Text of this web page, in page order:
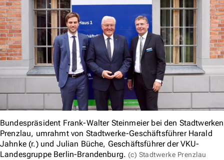
Bundespräsident Frank-Walter Steinmeier bei den Stadtwerken
Prenzlau, umrahmt von Stadtwerke-Geschäftsführer Harald
Jahnke (r.) und Julian Büche, Geschäftsführer der VKU-
Landesgruppe Berlin-Brandenburg. (c) Stadtwerke Prenzlau